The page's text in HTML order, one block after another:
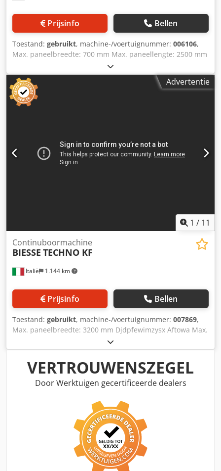
Prijsinfo Bellen
Toestand: gebruikt, machine-/voertuignummer: 006106,
Max. paneelbreedte: 700 mm Max. paneellengte: 2500 mm
Aantal aggregaten: 1 Positionering via NC-besturing: ja
Dwsdjy Nkmmopfx Aftja Zijdelingse horizontale groepen: ja
Advertentie
1 / 11
Italië 1.144 km
Continuboormachine
BIESSE TECHNO KF
Prijsinfo Bellen
Toestand: gebruikt, machine-/voertuignummer: 007869,
Max. paneelbreedte: 3200 mm Djdpfewimzysx Aftowa Max.
paneellengte: 800 mm Aantal aggregaten: 5 Zijdelingse
horizontale groepen: ja
VERTROUWENSZEGEL
Door Werktuigen gecertificeerde dealers